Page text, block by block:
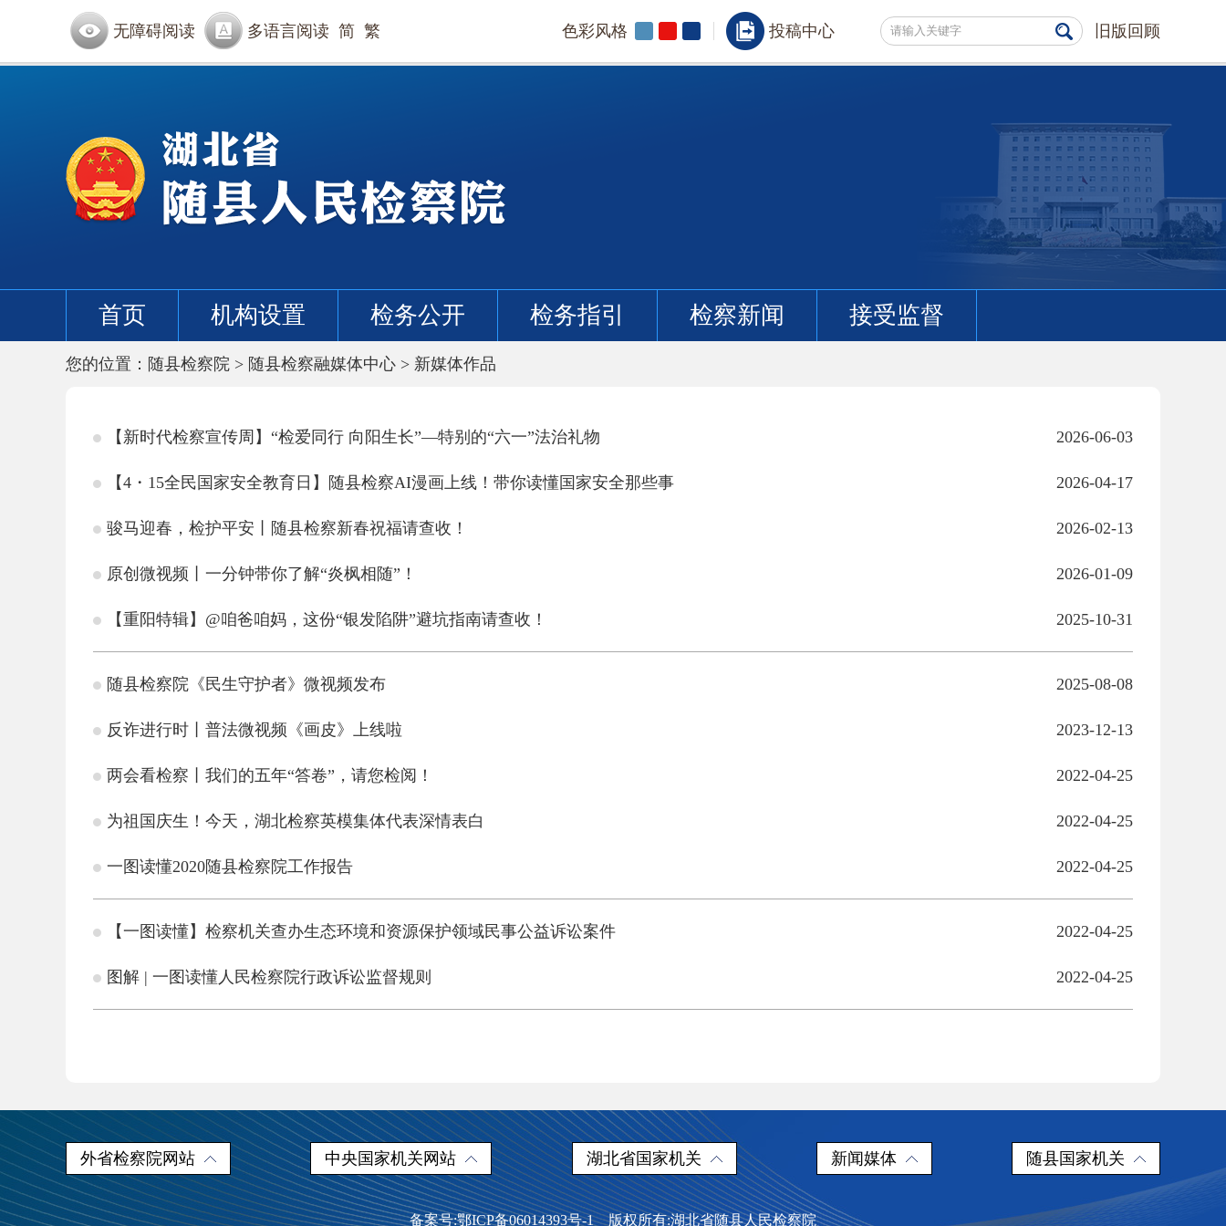
无障碍阅读 多语言阅读 简 繁 色彩风格 投稿中心 旧版回顾
首页 机构设置 检务公开 检务指引 检察新闻 接受监督
您的位置： 随县检察院 > 随县检察融媒体中心 > 新媒体作品
2026-06-03
【新时代检察宣传周】“检爱同行 向阳生长”—特别的“六一”法治礼物
2026-04-17
【4・15全民国家安全教育日】随县检察AI漫画上线！带你读懂国家安全那些事
2026-02-13
骏马迎春，检护平安丨随县检察新春祝福请查收！
2026-01-09
原创微视频丨一分钟带你了解“炎枫相随”！
2025-10-31
【重阳特辑】@咱爸咱妈，这份“银发陷阱”避坑指南请查收！
2025-08-08
随县检察院《民生守护者》微视频发布
2023-12-13
反诈进行时丨普法微视频《画皮》上线啦
2022-04-25
两会看检察丨我们的五年“答卷”，请您检阅！
2022-04-25
为祖国庆生！今天，湖北检察英模集体代表深情表白
2022-04-25
一图读懂2020随县检察院工作报告
2022-04-25
【一图读懂】检察机关查办生态环境和资源保护领域民事公益诉讼案件
2022-04-25
图解 | 一图读懂人民检察院行政诉讼监督规则
外省检察院网站 中央国家机关网站 湖北省国家机关 新闻媒体 随县国家机关
备案号:鄂ICP备06014393号-1 版权所有:湖北省随县人民检察院